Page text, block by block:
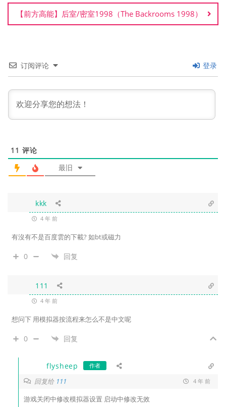
【前方高能】后室/密室1998（The Backrooms 1998）
订阅评论 登录
11 评论
最旧
kkk
4 年 前
有沒有不是百度雲的下載? 如bt或磁力
0 回复
111
4 年 前
想问下 用模拟器按流程来怎么不是中文呢
0 回复
flysheep 作者
回复给 111 4 年 前
游戏关闭中修改模拟器设置 启动中修改无效